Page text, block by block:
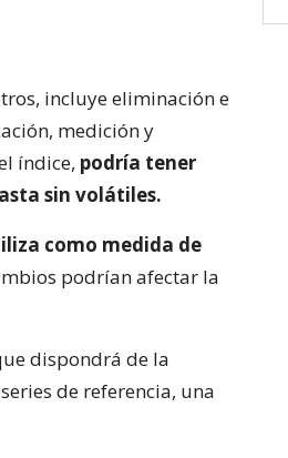
incluye eliminación e
medición y
índice, podría tener
sin volátiles.
como medida de
podrían afectar la
dispondrá de la
de referencia, una